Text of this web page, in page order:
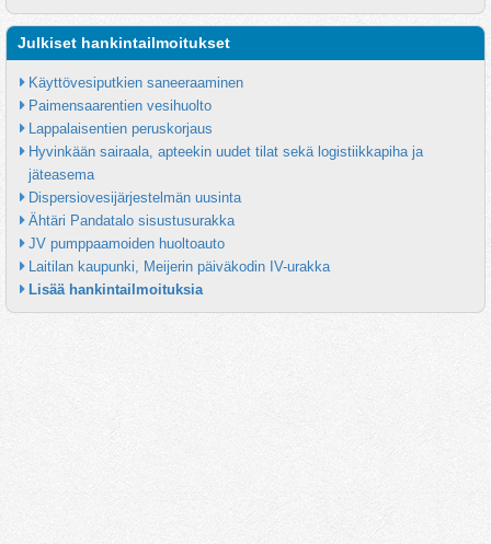
Julkiset hankintailmoitukset
Käyttövesiputkien saneeraaminen
Paimensaarentien vesihuolto
Lappalaisentien peruskorjaus
Hyvinkään sairaala, apteekin uudet tilat sekä logistiikkapiha ja
jäteasema
Dispersiovesijärjestelmän uusinta
Ähtäri Pandatalo sisustusurakka
JV pumppaamoiden huoltoauto
Laitilan kaupunki, Meijerin päiväkodin IV-urakka
Lisää hankintailmoituksia